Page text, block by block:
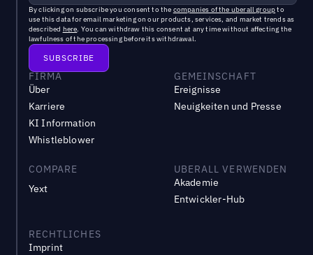
By clicking on subscribe you consent to the companies of the uberall groupto
use this data for email marketing on our products, services, and market trends as
described here. You can withdraw this consent at any time without affecting the
lawfulness of the processing before its withdrawal.
FIRMA
Über
Karriere
KI Information
Whistleblower
GEMEINSCHAFT
Ereignisse
Neuigkeiten und Presse
COMPARE
Yext
UBERALL VERWENDEN
Akademie
Entwickler-Hub
RECHTLICHES
Imprint